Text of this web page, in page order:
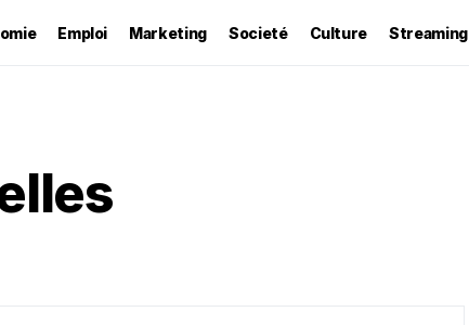
Emploi Marketing Societé Culture Streaming